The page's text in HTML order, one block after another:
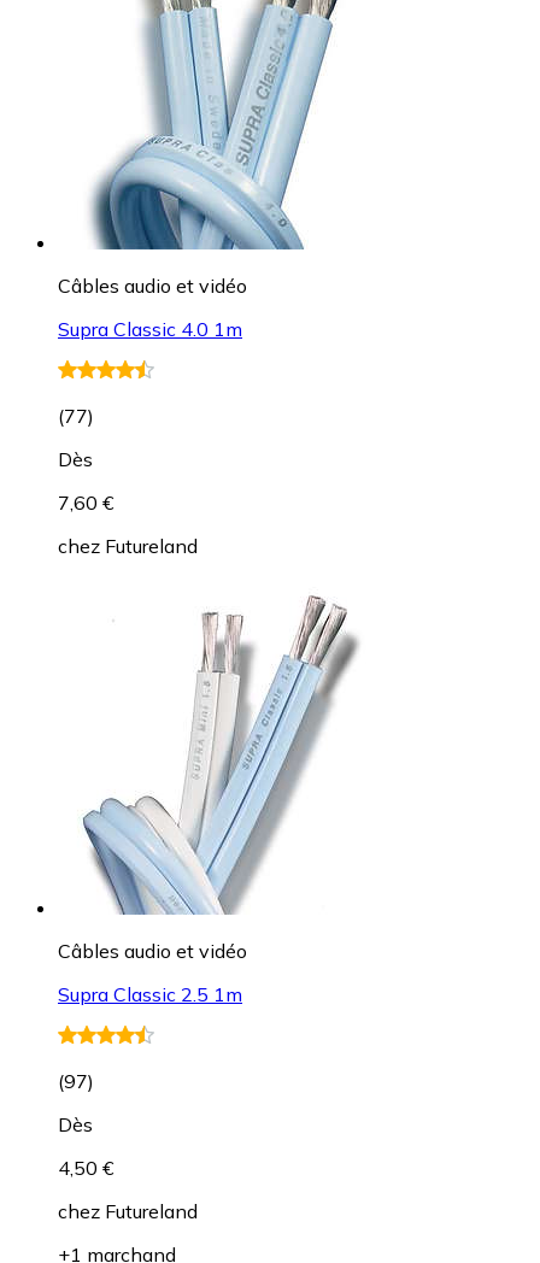
Câbles audio et vidéo
Supra Classic 4.0 1m
(77)
Dès
7,60 €
chez Futureland
Câbles audio et vidéo
Supra Classic 2.5 1m
(97)
Dès
4,50 €
chez Futureland
+1 marchand